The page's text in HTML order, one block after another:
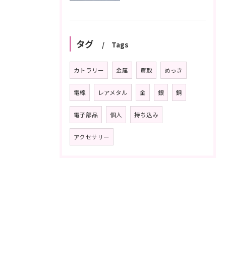
タグ Tags
カトラリー 金属 買取 めっき
電線 レアメタル 金 銀 銅
電子部品 個人 持ち込み
アクセサリー